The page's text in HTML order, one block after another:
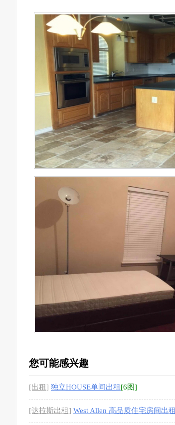
您可能感兴趣
[出租] 独立HOUSE单间出租 [6图]
[达拉斯出租] West Allen 高品质住宅房间出租